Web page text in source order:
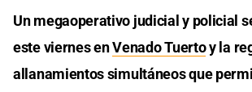
Un megaoperativo judicial y policial
este viernes enVenado Tuertoy la
allanamientos simultáneos que